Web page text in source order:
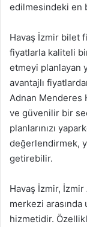
edilmesindeki en
Havaş İzmir bilet
fiyatlarla kaliteli
etmeyi planlayan
avantajlı
Adnan Menderes
ve güvenilir bir
planlarınızı
değerlendirmek,
getirebilir.
Havaş İzmir,
merkezi arasında
hizmetidir.